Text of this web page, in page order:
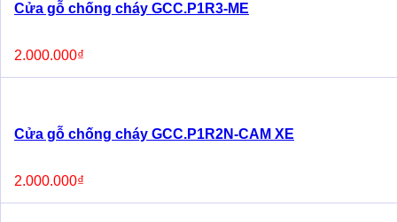
Cửa gỗ chống cháy GCC.P1R3-ME
2.000.000₫
Cửa gỗ chống cháy GCC.P1R2N-CAM XE
2.000.000₫